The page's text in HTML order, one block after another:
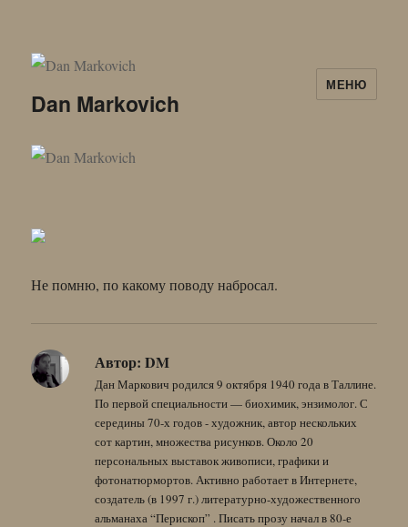
Dan Markovich
МЕНЮ
Не помню, по какому поводу набросал.
Автор: DM
Дан Маркович родился 9 октября 1940 года в Таллине.
По первой специальности — биохимик, энзимолог. С
середины 70-х годов - художник, автор нескольких
сот картин, множества рисунков. Около 20
персональных выставок живописи, графики и
фотонатюрмортов. Активно работает в Интернете,
создатель (в 1997 г.) литературно-художественного
альманаха “Перископ” . Писать прозу начал в 80-е